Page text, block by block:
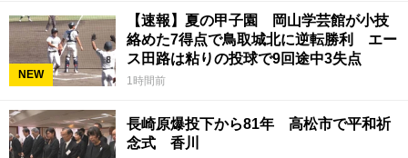
NEW
【速報】夏の甲子園 岡山学芸館が小技
絡めた7得点で鳥取城北に逆転勝利 エー
ス田路は粘りの投球で9回途中3失点
1時間前
長崎原爆投下から81年 高松市で平和祈
念式 香川